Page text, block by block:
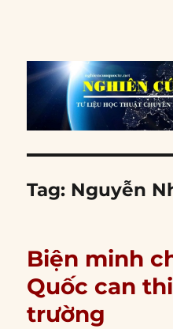
Tag: Nguyễn
Biện minh
Quốc can
trường